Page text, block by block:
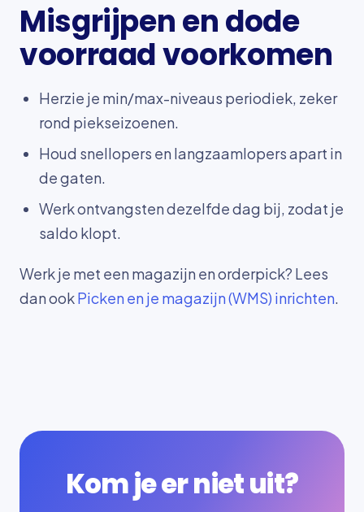
Misgrijpen en dode
voorraad voorkomen
Herzie je min/max-niveaus periodiek, zeker
rond piekseizoenen.
Houd snellopers en langzaamlopers apart in
de gaten.
Werk ontvangsten dezelfde dag bij, zodat je
saldo klopt.
Werk je met een magazijn en orderpick? Lees
dan ookPicken en je magazijn (WMS) inrichten.
Kom je er niet uit?